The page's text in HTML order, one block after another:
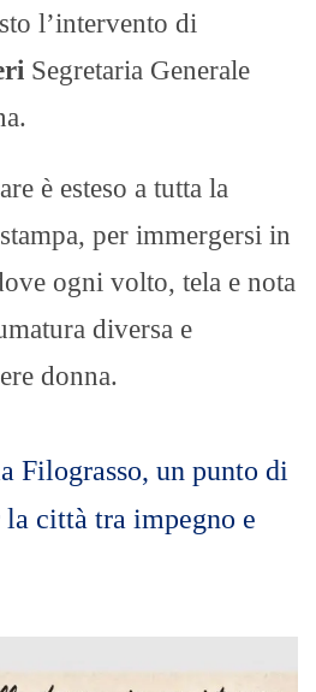
l’intervento di
Segretaria Generale
è esteso a tutta la
per immergersi in
ogni volto, tela e nota
diversa e
donna.
Filograsso, un punto di
città tra impegno e